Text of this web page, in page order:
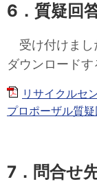
6．質疑回
受け付けまし
ダウンロードす
リサイクルセ
プロポーザル質
7．問合せ